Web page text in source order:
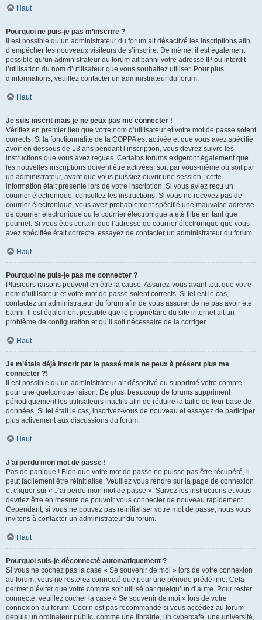
Haut
Pourquoi ne puis-je pas m’inscrire ?
Il est possible qu’un administrateur du forum ait désactivé les inscriptions afin
d’empêcher les nouveaux visiteurs de s’inscrire. De même, il est également
possible qu’un administrateur du forum ait banni votre adresse IP ou interdit
l’utilisation du nom d’utilisateur que vous souhaitez utiliser. Pour plus
d’informations, veuillez contacter un administrateur du forum.
Haut
Je suis inscrit mais je ne peux pas me connecter !
Vérifiez en premier lieu que votre nom d’utilisateur et votre mot de passe soient
corrects. Si la fonctionnalité de la COPPA est activée et que vous avez spécifié
avoir en dessous de 13 ans pendant l’inscription, vous devrez suivre les
instructions que vous avez reçues. Certains forums exigeront également que
les nouvelles inscriptions doivent être activées, soit par vous-même ou soit par
un administrateur, avant que vous puissiez ouvrir une session ; cette
information était présente lors de votre inscription. Si vous aviez reçu un
courrier électronique, consultez les instructions. Si vous ne recevez pas de
courrier électronique, vous avez probablement spécifié une mauvaise adresse
de courrier électronique ou le courrier électronique a été filtré en tant que
pourriel. Si vous êtes certain que l’adresse de courrier électronique que vous
avez spécifiée était correcte, essayez de contacter un administrateur du forum.
Haut
Pourquoi ne puis-je pas me connecter ?
Plusieurs raisons peuvent en être la cause. Assurez-vous avant tout que votre
nom d’utilisateur et votre mot de passe soient corrects. Si tel est le cas,
contactez un administrateur du forum afin de vous assurer de ne pas avoir été
banni. Il est également possible que le propriétaire du site internet ait un
problème de configuration et qu’il soit nécessaire de la corriger.
Haut
Je m’étais déjà inscrit par le passé mais ne peux à présent plus me
connecter ?!
Il est possible qu’un administrateur ait désactivé ou supprimé votre compte
pour une quelconque raison. De plus, beaucoup de forums suppriment
périodiquement les utilisateurs inactifs afin de réduire la taille de leur base de
données. Si tel était le cas, inscrivez-vous de nouveau et essayez de participer
plus activement aux discussions du forum.
Haut
J’ai perdu mon mot de passe !
Pas de panique ! Bien que votre mot de passe ne puisse pas être récupéré, il
peut facilement être réinitialisé. Veuillez vous rendre sur la page de connexion
et cliquer sur « J’ai perdu mon mot de passe ». Suivez les instructions et vous
devriez être en mesure de pouvoir vous connecter de nouveau rapidement.
Cependant, si vous ne pouvez pas réinitialiser votre mot de passe, nous vous
invitons à contacter un administrateur du forum.
Haut
Pourquoi suis-je déconnecté automatiquement ?
Si vous ne cochez pas la case « Se souvenir de moi » lors de votre connexion
au forum, vous ne resterez connecté que pour une période prédéfinie. Cela
permet d’éviter que votre compte soit utilisé par quelqu’un d’autre. Pour rester
connecté, veuillez cocher la case « Se souvenir de moi » lors de votre
connexion au forum. Ceci n’est pas recommandé si vous accédez au forum
depuis un ordinateur public, comme une librairie, un cybercafé, une université,